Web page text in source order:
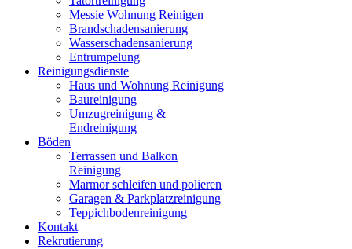
Messie Wohnung Reinigen
Brandschadensanierung
Wasserschadensanierung
Entrumpelung
Reinigungsdienste
Haus und Wohnung Reinigung
Baureinigung
Umzugreinigung &
Endreinigung
Böden
Terrassen und Balkon
Reinigung
Marmor schleifen und polieren
Garagen & Parkplatzreinigung
Teppichbodenreinigung
Kontakt
Rekrutierung